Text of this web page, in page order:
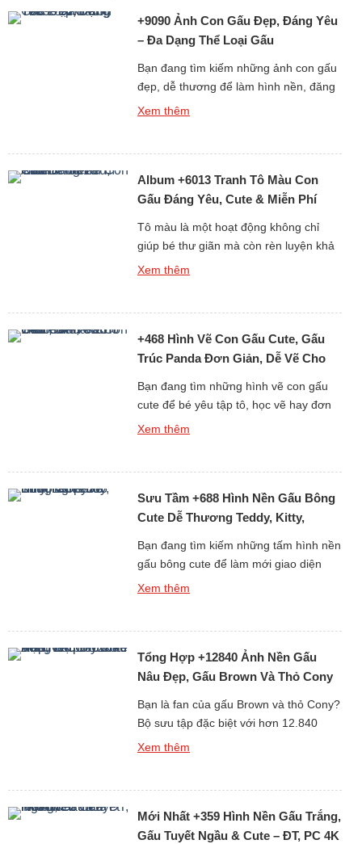
+9090 Ảnh Con Gấu Đẹp, Đáng Yêu
– Đa Dạng Thể Loại Gấu
Bạn đang tìm kiếm những ảnh con gấu
đẹp, dễ thương để làm hình nền, đăng
story, hoặc chia sẻ với bạn bè? Bộ sưu
ngầu, đến những ảnh gấu […]
Xem thêm
Album +6013 Tranh Tô Màu Con
Gấu Đáng Yêu, Cute & Miễn Phí
Tô màu là một hoạt động không chỉ
giúp bé thư giãn mà còn rèn luyện khả
năng tư duy, sự kiên nhẫn và óc sáng
tập hơn 6013 […]
Xem thêm
+468 Hình Vẽ Con Gấu Cute, Gấu
Trúc Panda Đơn Giản, Dễ Vẽ Cho
Bạn đang tìm những hình vẽ con gấu
cute để bé yêu tập tô, học vẽ hay đơn
giản là làm ảnh trang trí, sticker, sổ tay?
đáng yêu […]
Xem thêm
Sưu Tầm +688 Hình Nền Gấu Bông
Cute Dễ Thương Teddy, Kitty,
Bạn đang tìm kiếm những tấm hình nền
gấu bông cute để làm mới giao diện
điện thoại hay máy tính mỗi ngày? Bộ
kế mềm mại, đáng yêu và […]
Xem thêm
Tổng Hợp +12840 Ảnh Nền Gấu
Nâu Đẹp, Gấu Brown Và Thỏ Cony
Bạn là fan của gấu Brown và thỏ Cony?
Bộ sưu tập đặc biệt với hơn 12.840
hình nền gấu Brown cute, đẹp, sắc nét
hoạt hình huyền thoại Brown […]
Xem thêm
Mới Nhất +359 Hình Nền Gấu Trắng,
Gấu Tuyết Ngầu & Cute – ĐT, PC 4K